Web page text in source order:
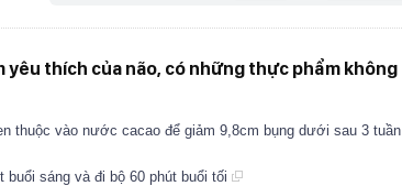
yêu thích của não, có những thực phẩm không
thuộc vào nước cacao để giảm 9,8cm bụng dưới sau 3 tuần
sáng và đi bộ 60 phút buổi tối